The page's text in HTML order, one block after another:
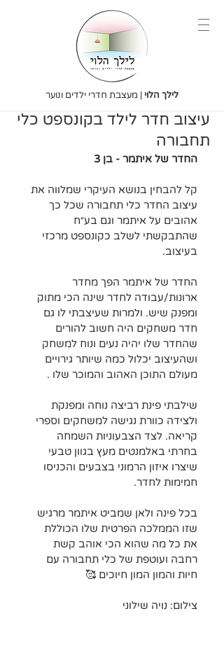
לילך הלוי | מעצבת חדרי ילדים ונוער
עיצוב חדר לילד בקונספט כלי
תחבורה
החדר של איתמר - בן 3
קל להבחין בנושא העיקרי שמלווה את
עיצוב החדר כלי תחבורה שכל כך
אהובים על איתמר וגם בע״ח
שהתבקשתי לשלב כקונספט מרכזי
בעיצוב.
החדר של איתמר הפך מחדר
ארונות/עבודה לחדר שינה הכי מתוק
ומפנק שיש. ולמרות שעיצבתי לו גם
חדר משחקים היה חשוב להורים
שהחדר שלו יהיה נעים ונוח למשחק
ושהעיצוב יכלול כמה שיותר גירויים
מעולם התוכן האהוב והמוכר שלו .
שילבתי פינת רביצה נוחה ומפנקת
ולצידה כוורת נגישה למשחקים וספרי
קריאה. לצד הצבעוניות השמחה
בחרתי באלמנטים מעץ בגוון טבעי
שיצרו איזון הרמוני בצבעים והכניסו
חמימות לחדר.
בכל פינה ולאן שמביט איתמר מרגיש
שזו הממלכה הפרטית שלו הכוללת
את כל מה שהוא הכי אוהב קשת
רחבה ועוטפת של כלי תחבורה עם
חיות והמון המון חיוכים 🥰
צילום: נויה שילוני